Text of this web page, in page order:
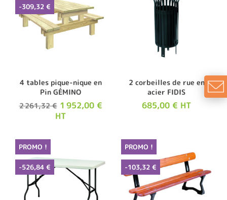
4 tables pique-nique en
Pin GÉMINO
2 261,32 € 1 952,00 €
HT
-309,32 €
2 corbeilles de rue en
acier FIDIS
685,00 € HT
PROMO !
-526,84 €
PROMO !
-103,32 €